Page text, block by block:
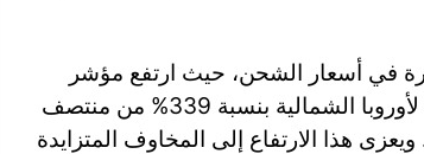
في أسعار الشحن، حيث ارتفع مؤشر
الشحن بالحاويات في شنغهاي لأوروبا الشمالية بنسبة 339% من منتصف
2023 إلى يناير 2024. ويعزى هذا الارتفاع إلى المخاوف المتزايدة